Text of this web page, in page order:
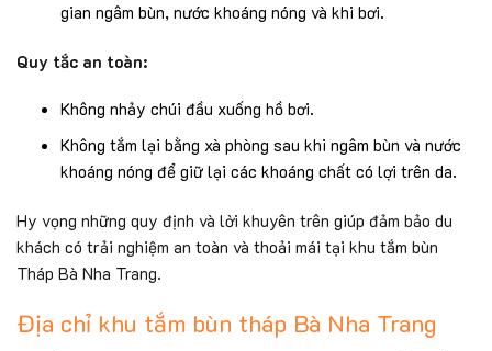
gian ngâm bùn, nước khoáng nóng và khi bơi.
Quy tắc an toàn:
Không nhảy chúi đầu xuống hồ bơi.
Không tắm lại bằng xà phòng sau khi ngâm bùn và nước
khoáng nóng để giữ lại các khoáng chất có lợi trên da.
Hy vọng những quy định và lời khuyên trên giúp đảm bảo du
khách có trải nghiệm an toàn và thoải mái tại khu tắm bùn
Tháp Bà Nha Trang.
Địa chỉ khu tắm bùn tháp Bà Nha Trang